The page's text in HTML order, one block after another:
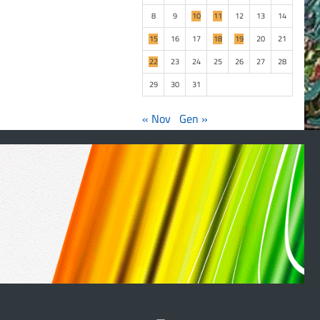
8
9 10 11 12 13
14
15
16 17 18 19 20
21
22
23 24 25 26 27
28
29
30 31
« Nov Gen »